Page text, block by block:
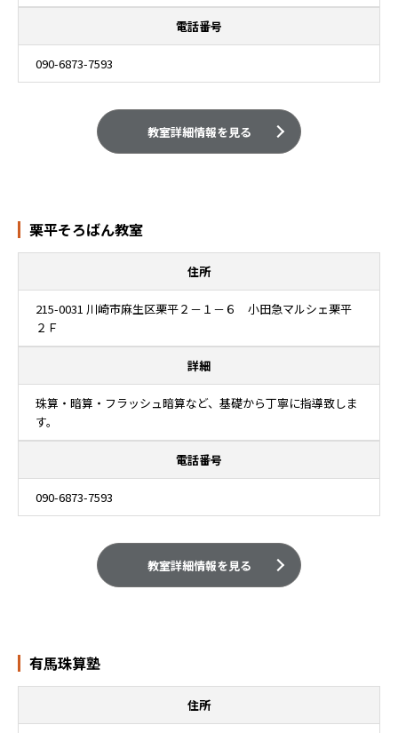
電話番号
090-6873-7593
教室詳細情報を見る
栗平そろばん教室
住所
215-0031 川崎市麻生区栗平２－１－６ 小田急マルシェ栗平
２Ｆ
詳細
珠算・暗算・フラッシュ暗算など、基礎から丁寧に指導致しま
す。
電話番号
090-6873-7593
教室詳細情報を見る
有馬珠算塾
住所